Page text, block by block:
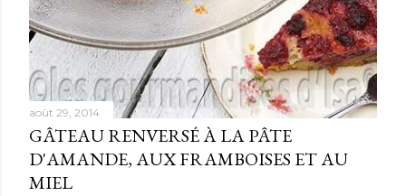
août 29, 2014
GÂTEAU RENVERSÉ À LA PÂTE
D'AMANDE, AUX FRAMBOISES ET AU
MIEL